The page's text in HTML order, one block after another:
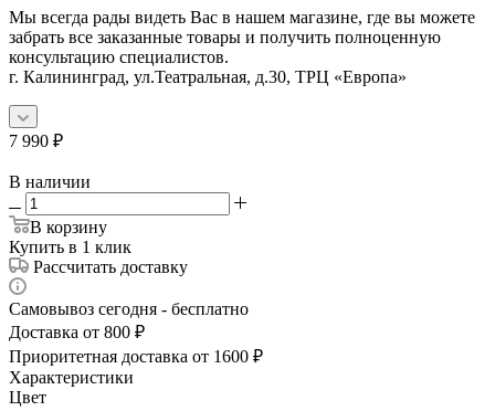
Мы всегда рады видеть Вас в нашем магазине, где вы можете
забрать все заказанные товары и получить полноценную
консультацию специалистов.
г. Калининград, ул.Театральная, д.30, ТРЦ «Европа»
7 990 ₽
В наличии
В корзину
Купить в 1 клик
Рассчитать доставку
Самовывоз сегодня - бесплатно
Доставка от 800 ₽
Приоритетная доставка от 1600 ₽
Характеристики
Цвет